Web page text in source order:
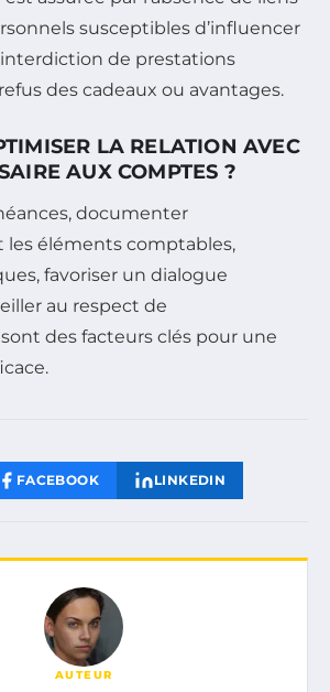
susceptibles d’influencer
de prestations
des cadeaux ou avantages.
LA RELATION AVEC
AUX COMPTES ?
documenter
éléments comptables,
favoriser un dialogue
au respect de
sont des facteurs clés pour une
FACEBOOK LINKEDIN
AUTEUR